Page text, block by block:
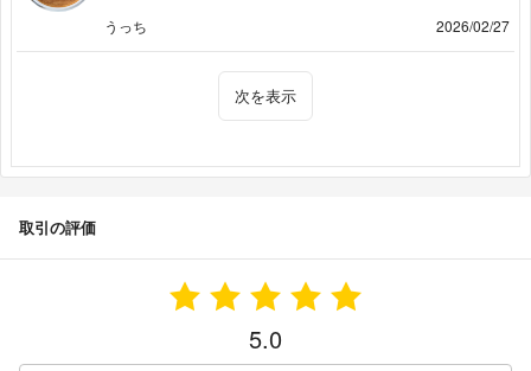
うっち
2026/02/27
次を表示
取引の評価
5.0